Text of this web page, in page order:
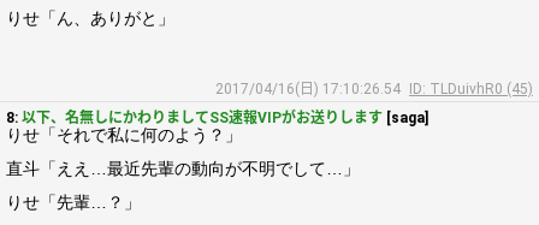
りせ「ん、ありがと」
2017/04/16(日) 17:10:26.54
ID: TLDuivhR0 (45)
8: 以下、名無しにかわりましてSS速報VIPがお送りします [saga]
りせ「それで私に何のよう？」
直斗「ええ…最近先輩の動向が不明でして…」
りせ「先輩…？」